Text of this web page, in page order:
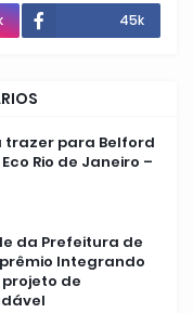
45k
trazer para Belford
Rio de Janeiro –
da Prefeitura de
Integrando
de